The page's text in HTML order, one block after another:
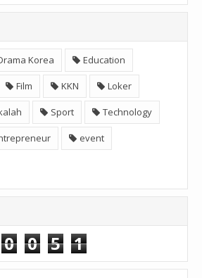
Korea Education
Film KKN Loker
Sport Technology
event
0 0 5 1